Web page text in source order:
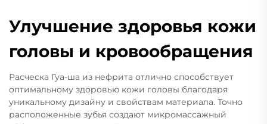
Улучшение здоровья кожи
головы и кровообращения
Расческа Гуа-ша из нефрита отлично способствует
оптимальному здоровью кожи головы благодаря
уникальному дизайну и свойствам материала. Точно
расположенные зубья создают микромассажный